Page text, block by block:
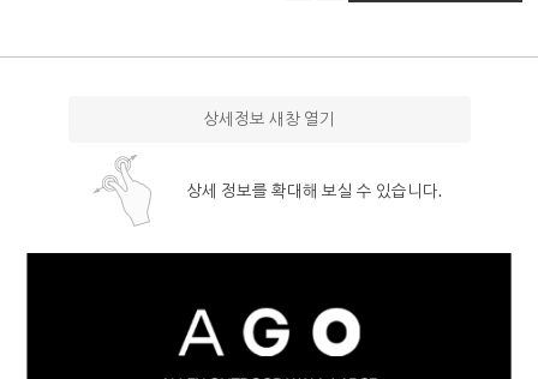
상세정보 새창 열기
상세 정보를 확대해 보실 수 있습니다.